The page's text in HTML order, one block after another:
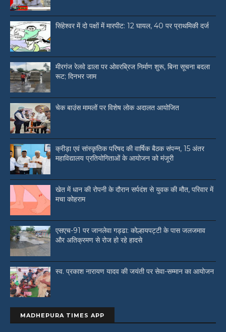
सिंहेश्वर में दो पक्षों में मारपीट: 12 घायल, 40 पर प्राथमिकी दर्ज
मीरगंज रेलवे ढाला पर ओवरब्रिज निर्माण शुरू, बिना सूचना बदला
रूट; दिनभर जाम
चेक बाउंस मामलों पर विशेष लोक अदालत आयोजित
क्रीड़ा एवं सांस्कृतिक परिषद की वार्षिक बैठक संपन्न, 15 अंतर
महाविद्यालय प्रतियोगिताओं के आयोजन को मंजूरी
खेत में धान की रोपनी के दौरान सर्पदंश से युवक की मौत, परिवार में
मचा कोहराम
एसएच-91 पर जानलेवा गड्ढा: कोल्हायपट्टी के पास जलजमाव
और अतिक्रमण से रोज हो रहे हादसे
स्व. प्रकाश नारायण यादव की जयंती पर सेवा-सम्मान का आयोजन
MADHEPURA TIMES APP